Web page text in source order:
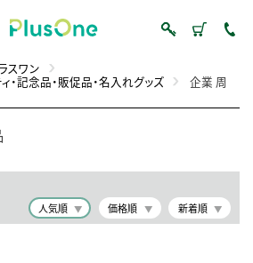
スワン
・記念品・販促品・名入れグッズ 企業 周
人気順 価格順 新着順